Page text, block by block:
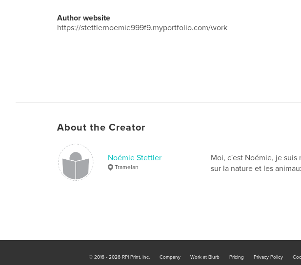
Author website
https://stettlernoemie999f9.myportfolio.com/work
About the Creator
Noémie Stettler
Tramelan
Moi, c'est Noémie, je
sur la nature et les
© 2016 - 2026 RPI Print, Inc. Company Work at Blurb Pricing Privacy Policy